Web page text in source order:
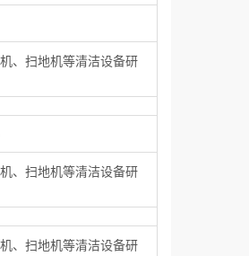
、扫地机等清洁设备研
、扫地机等清洁设备研
、扫地机等清洁设备研